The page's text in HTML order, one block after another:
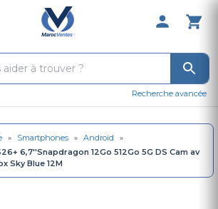
0 Produit
Recherche avancée
» Smartphones » Android
»
6,7''Snapdragon 12Go 512Go 5G DS Cam av
Sky Blue 12M